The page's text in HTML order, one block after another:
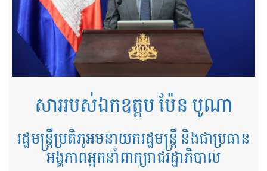
សាររបស់ឯកឧត្តម ប៉ែន បូណា
រដ្ឋមន្ត្រីប្រតិភូអមនាយករដ្ឋមន្ត្រី និងជាប្រធាន
អង្គភាពអ្នកនាំពាក្យរាជរដ្ឋាភិបាល